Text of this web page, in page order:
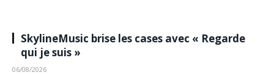
SkylineMusic brise les cases avec « Regarde
qui je suis »
06/08/2026